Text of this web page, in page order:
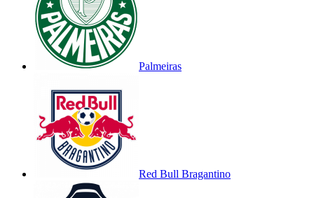
Palmeiras
Red Bull Bragantino